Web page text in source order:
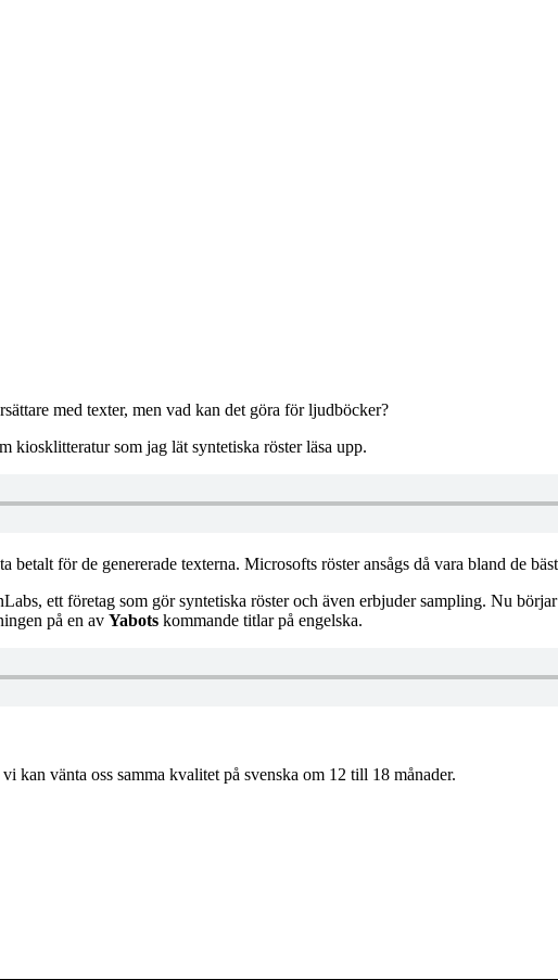
med texter, men vad kan det göra för ljudböcker?
kiosklitteratur som jag lät syntetiska röster läsa upp.
för de genererade texterna. Microsofts röster ansågs då vara bland de
ett företag som gör syntetiska röster och även erbjuder sampling. Nu
på en av Yabots kommande titlar på engelska.
kan vänta oss samma kvalitet på svenska om 12 till 18 månader.